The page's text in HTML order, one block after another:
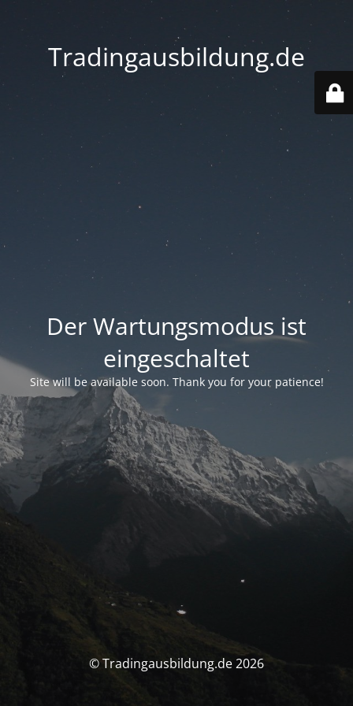
Tradingausbildung.de
Der Wartungsmodus ist
eingeschaltet
Site will be available soon. Thank you for your patience!
© Tradingausbildung.de 2026